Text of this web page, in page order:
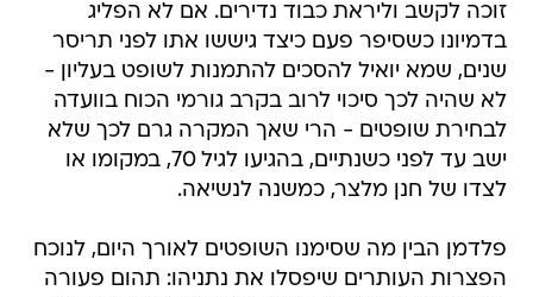
זוכה לקשב וליראת כבוד נדירים. אם לא הפליג
בדמיונו כשסיפר פעם כיצד גיששו אתו לפני תריסר
שנים, שמא יואיל להסכים להתמנות לשופט בעליון -
לא שהיה לכך סיכוי לרוב בקרב גורמי הכוח בוועדה
לבחירת שופטים - הרי שאך המקרה גרם לכך שלא
ישב עד לפני כשנתיים, בהגיעו לגיל 70, במקומו או
לצדו של חנן מלצר, כמשנה לנשיאה.
פלדמן הבין מה שסימנו השופטים לאורך היום, לנוכח
הפצרות העותרים שיפסלו את נתניהו: תהום פעורה